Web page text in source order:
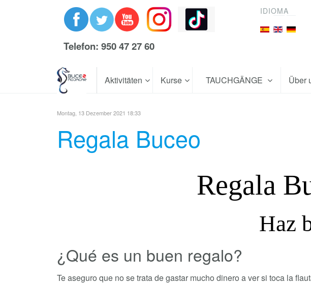
Telefon: 950 47 27 60
IDIOMA
Aktivitäten Kurse TAUCHGÄNGE Über
Montag, 13 Dezember 2021 18:33
Regala Buceo
Regala
Haz
¿Qué es un buen regalo?
Te aseguro que no se trata de gastar mucho dinero a ver si toca la